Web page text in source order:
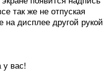
так же не отпуская
на дисплее другой рукой
у вас!